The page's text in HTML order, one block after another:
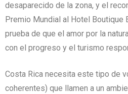
desaparecido de la zona, y el
Premio Mundial al Hotel Boutique
prueba de que el amor por la
con el progreso y el turismo
Costa Rica necesita este tipo de
coherentes) que llamen a un